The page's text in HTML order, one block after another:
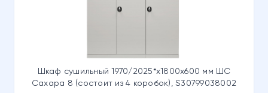
Шкаф сушильный 1970/2025*x1800x600 мм ШС
Сахара 8 (состоит из 4 коробок), S30799038002